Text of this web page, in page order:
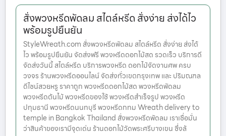
สั่งพวงหรีดพัดลม สไตล์หรีด สั่งง่าย ส่งได้ไว
พร้อมรูปยืนยัน
StyleWreath.com สั่งพวงหรีดพัดลม สไตล์หรีด สั่งง่าย ส่งได้
ไว พร้อมรูปยืนยัน จัดส่งฟรี พวงหรีดดอกไม้สด รวดเร็ว บริการดี
จัดส่งวันนี้ สไตล์หรีด บริการพวงหรีด ดอกไม้จัดงานศพ ครบ
วงจร ร้านพวงหรีดออนไลน์ จัดส่งทั่วเขตกรุงเทพ และ ปริมณฑล
ดีไซน์สวยหรู ราคาถูก พวงหรีดดอกไม้สด พวงหรีดพัดลม
พวงหรีดต้นไม้ พวงหรีดของใช้ พวงหรีดสำเร็จรูป พวงหรีด
ปทุมธานี พวงหรีดนนทบุรี พวงหรีดกทม Wreath delivery to
temple in Bangkok Thailand สั่งพวงหรีดพัดลม เราเชื่อมั่น
ว่าสินค้าของเรามีจุดเด่น ร้านดอกไม้วัดพระศรีบางเขน ซึ่งล้